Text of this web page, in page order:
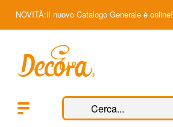
NOVITÀ:Il nuovo Catalogo Generale è online!